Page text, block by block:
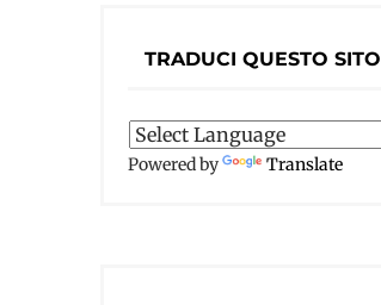
TRADUCI QUESTO SITO
Powered by Translate